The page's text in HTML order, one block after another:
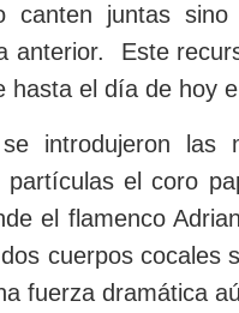
canten juntas
anterior. Este
hasta el día de hoy
introdujeron las
el coro
el flamenco
cuerpos cocales
fuerza dramática